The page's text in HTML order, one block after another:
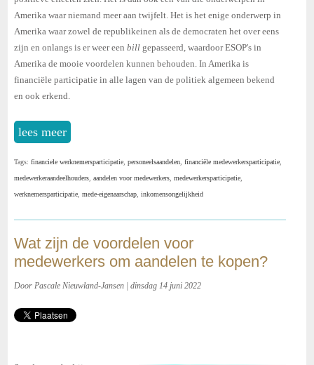
Amerika waar niemand meer aan twijfelt. Het is het enige onderwerp in
Amerika waar zowel de republikeinen als de democraten het over eens
zijn en onlangs is er weer eenbill gepasseerd, waardoor ESOP's in
Amerika de mooie voordelen kunnen behouden. In Amerika is
financiële participatie in alle lagen van de politiek algemeen bekend
en ook erkend.
lees meer
Tags:financiele werknemersparticipatie ,personeelsaandelen ,financiële medewerkersparticipatie
medewerkeraandeelhouders ,aandelen voor medewerkers ,medewerkersparticipatie
werknemersparticipatie ,mede-eigenaarschap ,inkomensongelijkheid
Wat zijn de voordelen voor
medewerkers om aandelen te kopen?
Door Pascale Nieuwland-Jansen | dinsdag 14 juni 2022